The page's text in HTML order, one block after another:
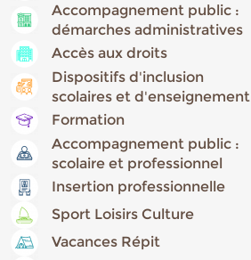
Accompagnement public :
démarches administratives
Accès aux droits
Dispositifs d'inclusion
scolaires et d'enseignement
Formation
Accompagnement public :
scolaire et professionnel
Insertion professionnelle
Sport Loisirs Culture
Vacances Répit